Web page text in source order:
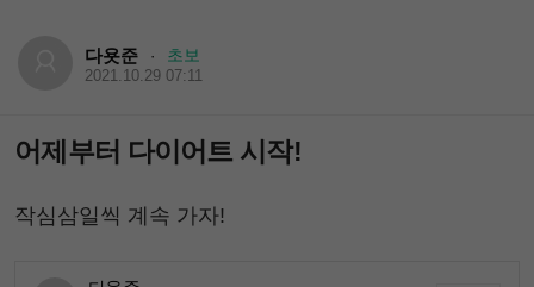
다욧준 · 초보
2021.10.29 07:11
어제부터 다이어트 시작!
작심삼일씩 계속 가자!